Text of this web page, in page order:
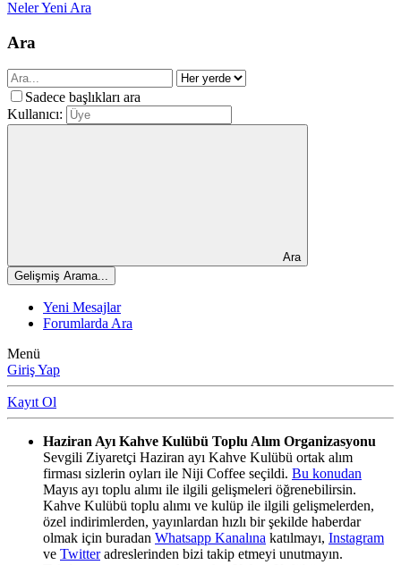
Neler Yeni Ara
Ara
Sadece başlıkları ara
Kullanıcı:
Ara
Gelişmiş Arama...
Yeni Mesajlar
Forumlarda Ara
Menü
Giriş Yap
Kayıt Ol
Haziran Ayı Kahve Kulübü Toplu Alım Organizasyonu
Sevgili Ziyaretçi Haziran ayı Kahve Kulübü ortak alım
firması sizlerin oyları ile Niji Coffee seçildi. Bu konudan
Mayıs ayı toplu alımı ile ilgili gelişmeleri öğrenebilirsin.
Kahve Kulübü toplu alımı ve kulüp ile ilgili gelişmelerden,
özel indirimlerden, yayınlardan hızlı bir şekilde haberdar
olmak için buradan Whatsapp Kanalına katılmayı, Instagram
ve Twitteradreslerinden bizi takip etmeyi unutmayın.